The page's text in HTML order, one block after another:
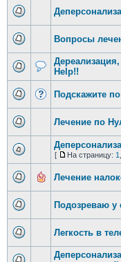
Вопросы
Help!!
Подскажите
Лечение по
[ На страницу: 1
Лечение
Подозреваю у
Легкость в